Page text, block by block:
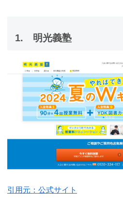
1. 明光義塾
引用元：公式サイト